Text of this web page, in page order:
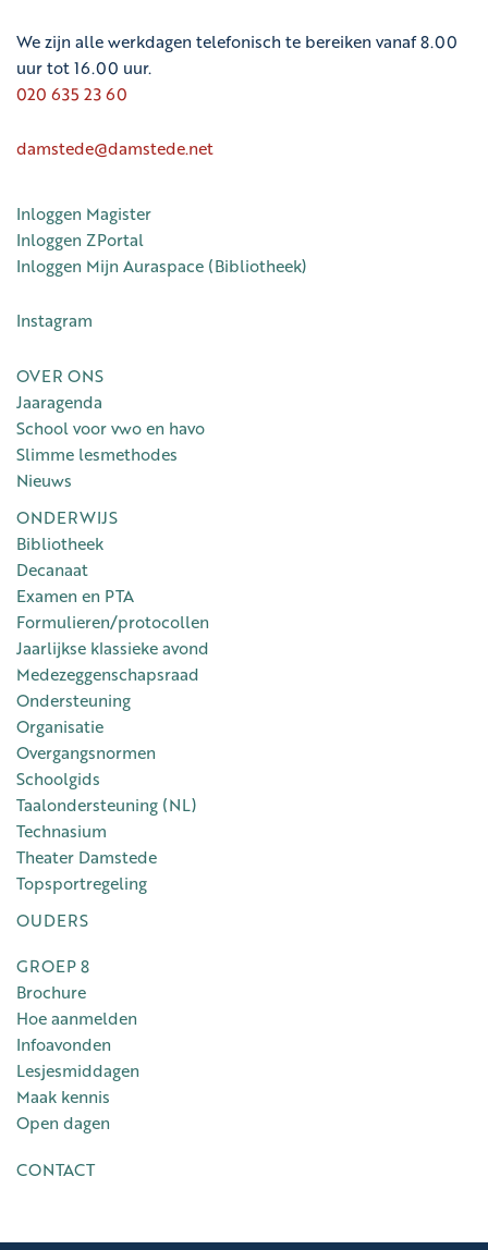
We zijn alle werkdagen telefonisch te bereiken vanaf 8.00
uur tot 16.00 uur.
020 635 23 60
damstede@damstede.net
Inloggen Magister
Inloggen ZPortal
Inloggen Mijn Auraspace (Bibliotheek)
Instagram
OVER ONS
Jaaragenda
School voor vwo en havo
Slimme lesmethodes
Nieuws
ONDERWIJS
Bibliotheek
Decanaat
Examen en PTA
Formulieren/protocollen
Jaarlijkse klassieke avond
Medezeggenschapsraad
Ondersteuning
Organisatie
Overgangsnormen
Schoolgids
Taalondersteuning (NL)
Technasium
Theater Damstede
Topsportregeling
OUDERS
GROEP 8
Brochure
Hoe aanmelden
Infoavonden
Lesjesmiddagen
Maak kennis
Open dagen
CONTACT